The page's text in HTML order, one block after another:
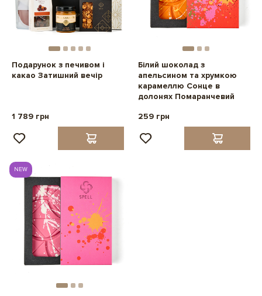
Подарунок з печивом і
какао Затишний вечір
1 789 грн
Білий шоколад з
апельсином та хрумкою
карамеллю Сонце в
долонях Помаранчевий
259 грн
NEW